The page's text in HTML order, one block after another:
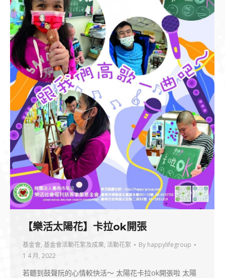
【樂活太陽花】卡拉ok開張
基金會, 基金會活動花絮及成果, 活動花絮 By happylifegroup
1 4 月, 2022
若聽到鼓聲阮的心情較快活～ 太陽花卡拉ok開張啦 太陽